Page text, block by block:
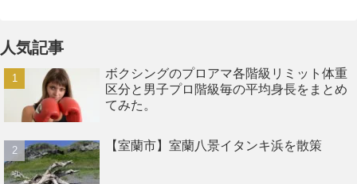
人気記事
ボクシングのプロアマ各階級リミット体重
区分と男子プロ階級毎の平均身長をまとめ
てみた。
【室蘭市】室蘭八景イタンキ浜を散策